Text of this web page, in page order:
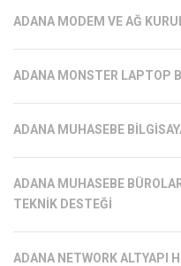
ADANA MODEM VE AĞ
ADANA MONSTER LAPTOP
ADANA MUHASEBE
ADANA MUHASEBE
TEKNIK DESTEĞI
ADANA NETWORK ALTYAPI